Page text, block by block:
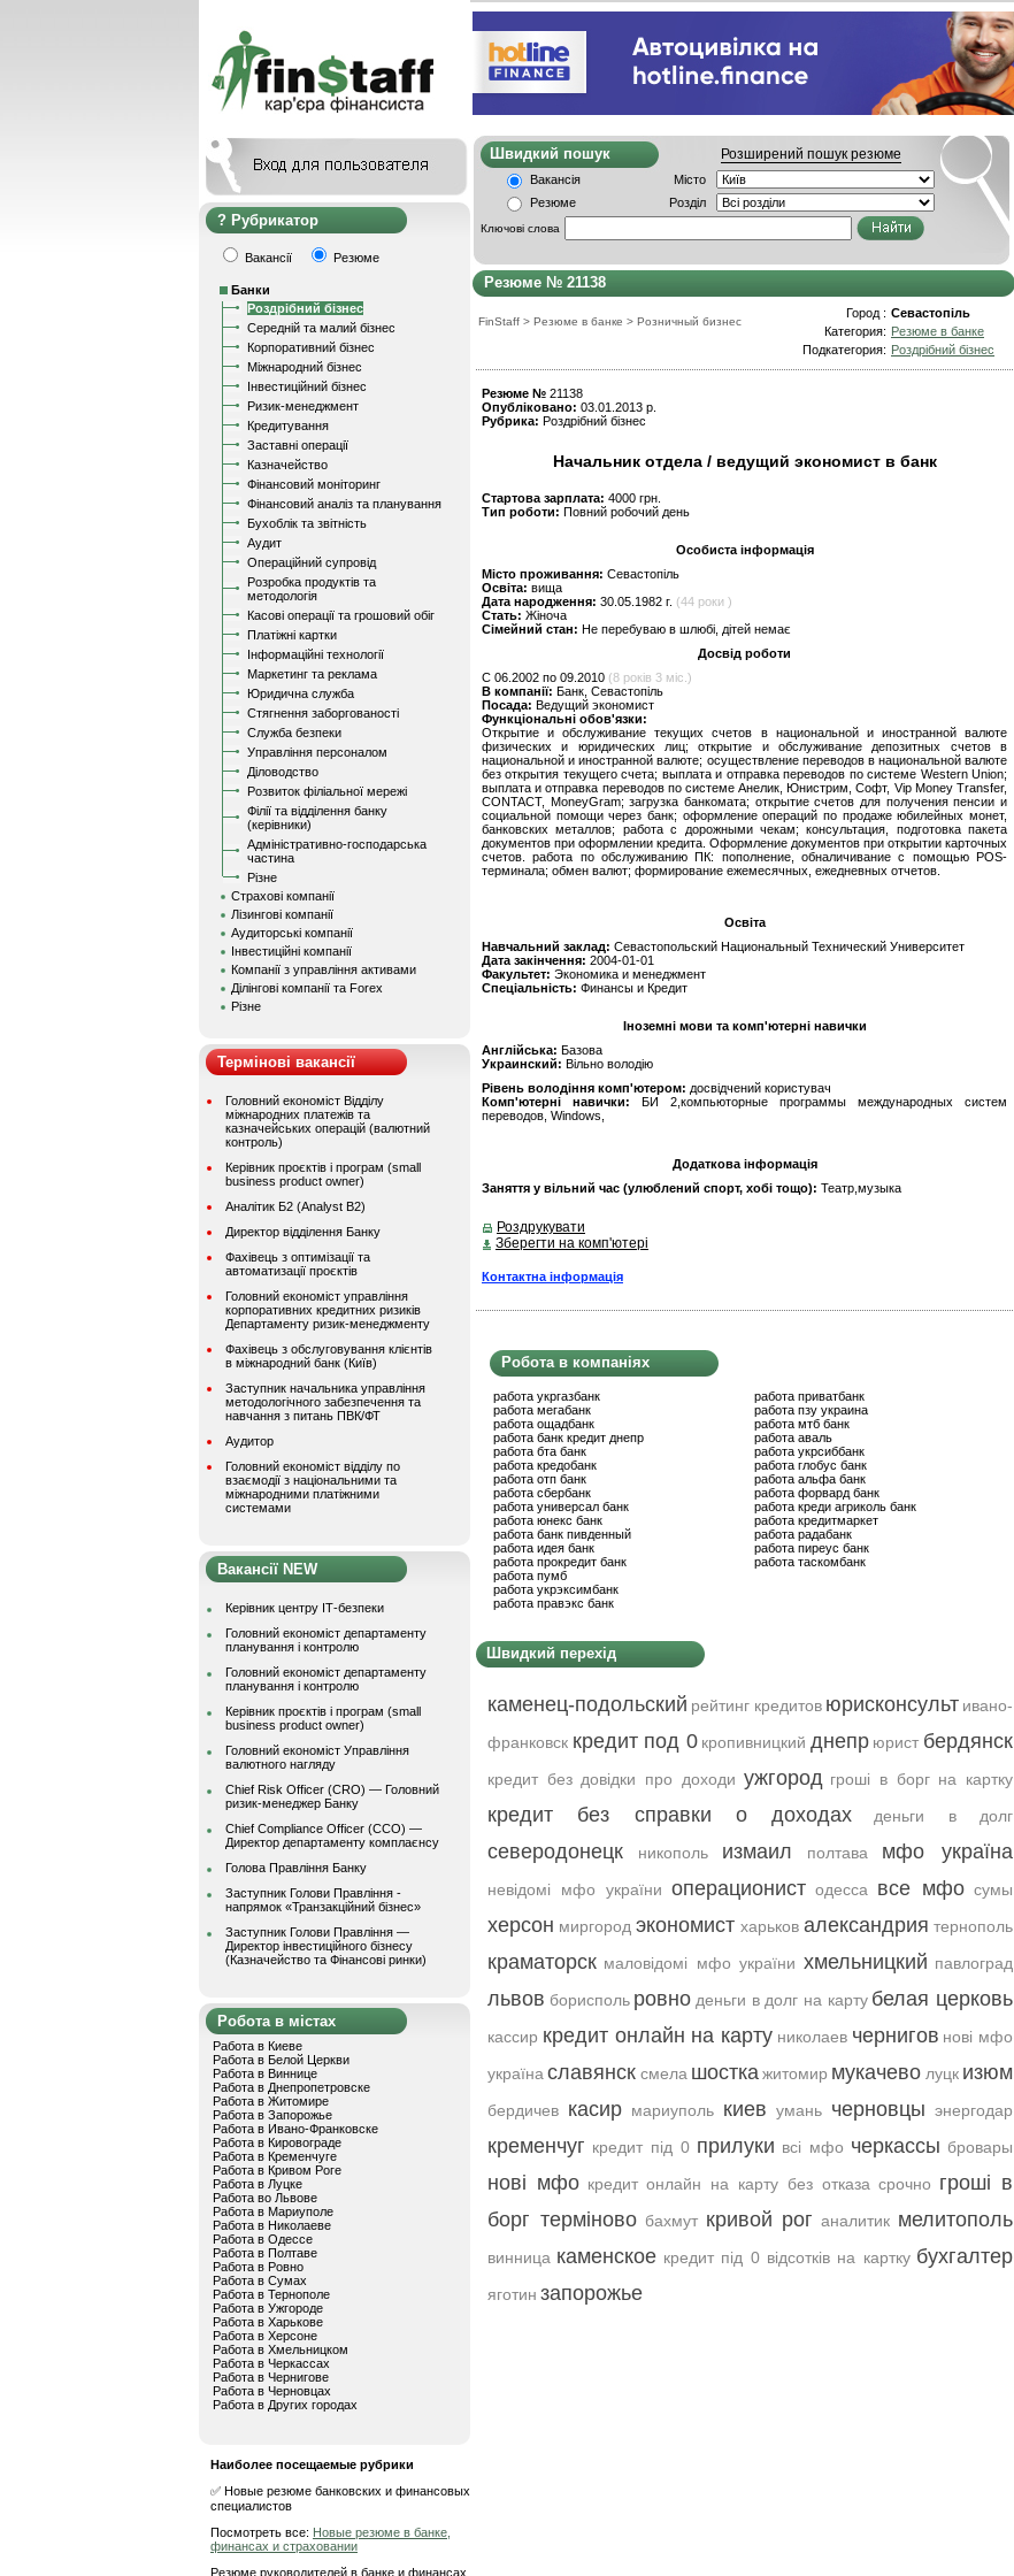
Рубрикатор
Вакансії Резюме
Банки
Роздрібний бізнес
Середній та малий бізнес
Корпоративний бізнес
Міжнародний бізнес
Інвестиційний бізнес
Ризик-менеджмент
Кредитування
Заставні операції
Казначейство
Фінансовий моніторинг
Фінансовий аналіз та планування
Бухоблік та звітність
Аудит
Операційний супровід
Розробка продуктів та
методологія
Касові операції та грошовий обіг
Платіжні картки
Інформаційні технології
Маркетинг та реклама
Юридична служба
Стягнення заборгованості
Служба безпеки
Управління персоналом
Діловодство
Розвиток філіальної мережі
Філії та відділення банку
(керівники)
Адміністративно-господарська
частина
Різне
Страхові компанії
Лізингові компанії
Аудиторські компанії
Інвестиційні компанії
Компанії з управління активами
Ділінгові компанії та Forex
Різне
Термінові вакансії
Головний економіст Відділу
міжнародних платежів та
казначейських операцій (валютний
контроль)
Керівник проєктів і програм (small
business product owner)
Аналітик Б2 (Analyst B2)
Директор відділення Банку
Фахівець з оптимізації та
автоматизації проєктів
Головний економіст управління
корпоративних кредитних ризиків
Департаменту ризик-менеджменту
Фахівець з обслуговування клієнтів
в міжнародний банк (Київ)
Заступник начальника управління
методологічного забезпечення та
навчання з питань ПВК/ФТ
Аудитор
Головний економіст відділу по
взаємодії з національними та
міжнародними платіжними
системами
Вакансії NEW
Керівник центру ІТ-безпеки
Головний економіст департаменту
планування і контролю
Головний економіст департаменту
планування і контролю
Керівник проєктів і програм (small
business product owner)
Головний економіст Управління
валютного нагляду
Chief Risk Officer (CRO) — Головний
ризик-менеджер Банку
Chief Compliance Officer (CCO) —
Директор департаменту комплаєнсу
Голова Правління Банку
Заступник Голови Правління -
напрямок «Транзакційний бізнес»
Заступник Голови Правління —
Директор інвестиційного бізнесу
(Казначейство та Фінансові ринки)
Робота в містах
Работа в Киеве
Работа в Белой Церкви
Работа в Виннице
Работа в Днепропетровске
Работа в Житомире
Работа в Запорожье
Работа в Ивано-Франковске
Работа в Кировограде
Работа в Кременчуге
Работа в Кривом Роге
Работа в Луцке
Работа во Львове
Работа в Мариуполе
Работа в Николаеве
Работа в Одессе
Работа в Полтаве
Работа в Ровно
Работа в Сумах
Работа в Тернополе
Работа в Ужгороде
Работа в Харькове
Работа в Херсоне
Работа в Хмельницком
Работа в Черкассах
Работа в Чернигове
Работа в Черновцах
Работа в Других городах
Наиболее посещаемые рубрики
✅ Новые резюме банковских и финансовых
специалистов
Посмотреть все: Новые резюме в банке,
финансах и страховании
Резюме руководителей в банке и финансах
Швидкий пошук Розширений пошук резюме
Вакансія
Місто
Резюме
Розділ
Ключові слова
Резюме № 21138
FinStaff > Резюме в банке > Розничный бизнес
Город : Севастопіль
Категория: Резюме в банке
Подкатегория: Роздрібний бізнес
Резюме № 21138
Опубліковано: 03.01.2013 р.
Рубрика: Роздрібний бізнес
Начальник отдела / ведущий экономист в банк
Стартова зарплата: 4000 грн.
Тип роботи: Повний робочий день
Особиста інформація
Місто проживання: Севастопіль
Освіта: вища
Дата народження: 30.05.1982 г. (44 роки )
Стать: Жіноча
Сімейний стан: Не перебуваю в шлюбі, дітей немає
Досвід роботи
C 06.2002 по 09.2010 (8 років 3 міс.)
В компанії: Банк, Севастопіль
Посада: Ведущий экономист
Функціональні обов'язки:
Открытие и обслуживание текущих счетов в национальной и иностранной валюте
физических и юридических лиц; открытие и обслуживание депозитных счетов в
национальной и иностранной валюте; осуществление переводов в национальной валюте
без открытия текущего счета; выплата и отправка переводов по системе Western Union;
выплата и отправка переводов по системе Анелик, Юнистрим, Софт, Vip Money Transfer,
CONTACT, MoneyGram; загрузка банкомата; открытие счетов для получения пенсии и
социальной помощи через банк; оформление операций по продаже юбилейных монет,
банковских металлов; работа с дорожными чекам; консультация, подготовка пакета
документов при оформлении кредита. Оформление документов при открытии карточных
счетов. работа по обслуживанию ПК: пополнение, обналичивание с помощью POS-
терминала; обмен валют; формирование ежемесячных, ежедневных отчетов.
Освіта
Навчальний заклад: Севастопольский Национальный Технический Университет
Дата закінчення: 2004-01-01
Факультет: Экономика и менеджмент
Спеціальність: Финансы и Кредит
Іноземні мови та комп'ютерні навички
Англійська: Базова
Украинский: Вільно володію
Рівень володіння комп'ютером: досвідчений користувач
Комп'ютерні навички: БИ 2,компьюторные программы международных систем
переводов, Windows,
Додаткова інформація
Заняття у вільний час (улюблений спорт, хобі тощо): Театр,музыка
Роздрукувати
Зберегти на комп'ютері
Контактна інформація
Робота в компаніях
работа укргазбанк
работа мегабанк
работа ощадбанк
работа банк кредит днепр
работа бта банк
работа кредобанк
работа отп банк
работа сбербанк
работа универсал банк
работа юнекс банк
работа банк пивденный
работа идея банк
работа прокредит банк
работа пумб
работа укрэксимбанк
работа правэкс банк
работа приватбанк
работа пзу украина
работа мтб банк
работа аваль
работа укрсиббанк
работа глобус банк
работа альфа банк
работа форвард банк
работа креди агриколь банк
работа кредитмаркет
работа радабанк
работа пиреус банк
работа таскомбанк
Швидкий перехід
каменец-подольский рейтинг кредитов юрисконсульт ивано-
франковск кредит под 0 кропивницкий днепр юрист бердянск
кредит без довідки про доходи ужгород гроші в борг на картку
кредит без справки о доходах деньги в долг
северодонецк никополь измаил полтава мфо україна
невідомі мфо україни операционист одесса все мфо сумы
херсон миргород экономист харьков александрия тернополь
краматорск маловідомі мфо україни хмельницкий павлоград
львов борисполь ровно деньги в долг на карту белая церковь
кассир кредит онлайн на карту николаев чернигов нові мфо
україна славянск смела шостка житомир мукачево луцк изюм
бердичев касир мариуполь киев умань черновцы энергодар
кременчуг кредит під 0 прилуки всі мфо черкассы бровары
нові мфо кредит онлайн на карту без отказа срочно гроші в
борг терміново бахмут кривой рог аналитик мелитополь
винница каменское кредит під 0 відсотків на картку бухгалтер
яготин запорожье